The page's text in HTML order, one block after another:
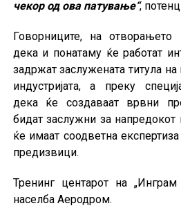
чекор од ова патување“,
Говорниците, на отворањето
дека и понатаму ќе работат
задржат заслужената титула
индустријата, а преку
дека ќе создаваат врвни
бидат заслужни за напредокот
ќе имаат соодветна
предизвици.
Тренинг центарот на
населба Аеродром.